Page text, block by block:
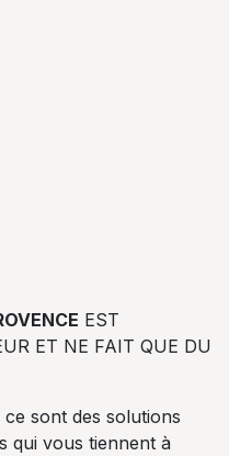
EST
ET NE FAIT QUE DU
ce sont des solutions
qui vous tiennent à